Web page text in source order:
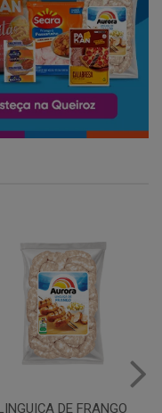
QUEIJO MUSSARELA